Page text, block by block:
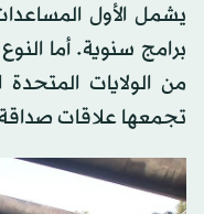
يشمل الأول
برامج سنوية. أما
من الولايات
تجمعها علاقات